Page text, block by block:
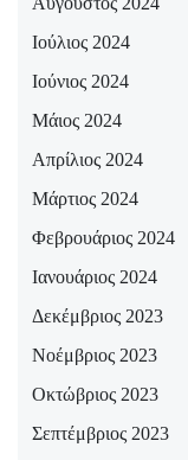
Ιούλιος 2024
Ιούνιος 2024
Μάιος 2024
Απρίλιος 2024
Μάρτιος 2024
Φεβρουάριος 2024
Ιανουάριος 2024
Δεκέμβριος 2023
Νοέμβριος 2023
Οκτώβριος 2023
Σεπτέμβριος 2023